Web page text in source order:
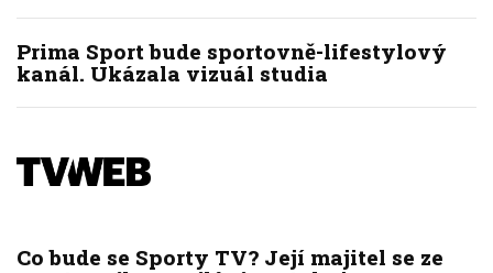
Prima Sport bude sportovně-lifestylový
kanál. Ukázala vizuál studia
Co bude se Sporty TV? Její majitel se ze